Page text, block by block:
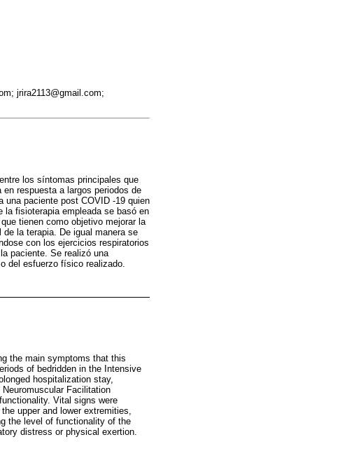
jrira2113@gmail.com;
los síntomas principales que
respuesta a largos periodos de
una paciente post COVID -19 quien
la fisioterapia empleada se basó en
tienen como objetivo mejorar la
la terapia. De igual manera se
con los ejercicios respiratorios
paciente. Se realizó una
del esfuerzo físico realizado.
the main symptoms that this
of bedridden in the Intensive
hospitalization stay,
Facilitation
Vital signs were
upper and lower extremities,
the level of functionality of the
distress or physical exertion.